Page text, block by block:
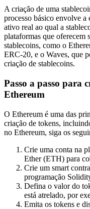
A criação de uma
processo básico envolve a
ativo real ao qual a
plataformas que oferecem
stablecoins, como o
ERC-20, e o Waves, que
criação de stablecoins.
Passo a passo para
Ethereum
O Ethereum é uma das
criação de tokens,
no Ethereum, siga os
Crie uma conta na
Ether (ETH) para
Crie um smart
programação
Defina o valor do
está atrelado, por
Emita os tokens e